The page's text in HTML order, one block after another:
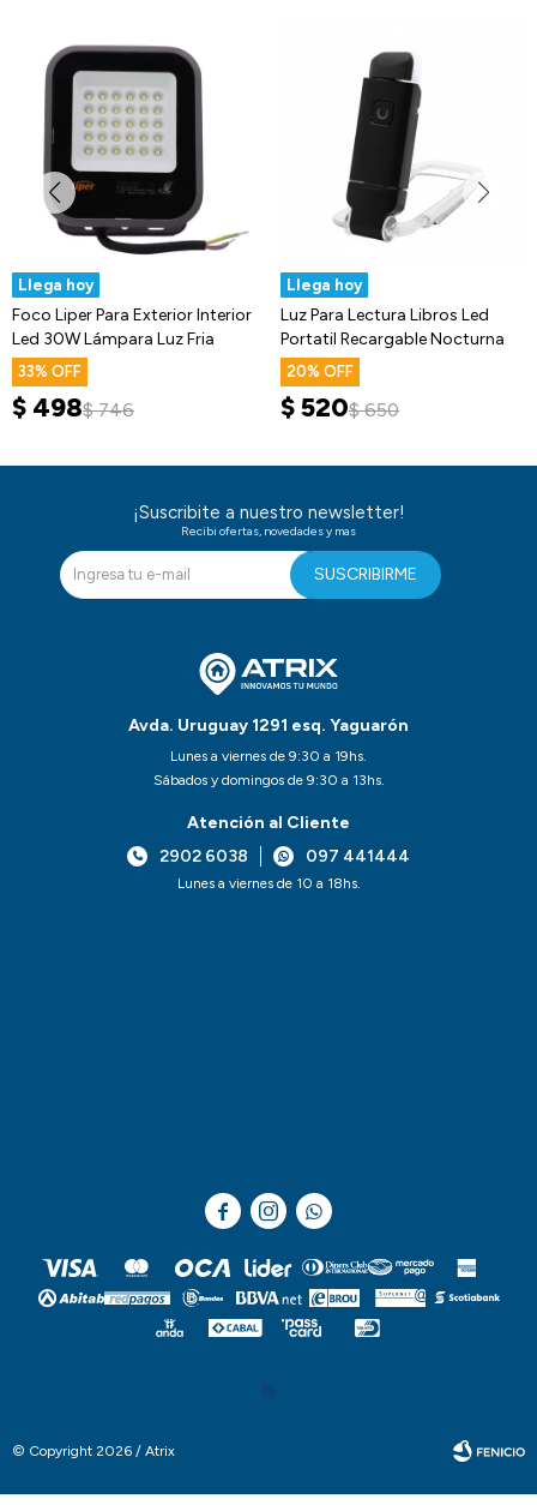
Llega hoy
Foco Liper Para Exterior Interior
Led 30W Lámpara Luz Fria
33
$ 498$ 746
Llega hoy
Luz Para Lectura Libros Led
Portatil Recargable Nocturna
20
$520$ 650
Avda. Uruguay 1291 esq. Yaguarón
Lunes a viernes de 9:30 a 19hs.
Sábados y domingos de 9:30 a 13hs.
Atención al Cliente
2902 6038
097 441444
Lunes a viernes de 10 a 18hs.
¡Suscribite a nuestro newsletter!
Recibi ofertas, novedades y mas
SUSCRIBIRME
  
© Copyright 2026 / Atrix